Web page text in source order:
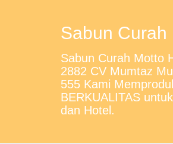
Sabun Curah
Sabun Curah Motto
2882 CV Mumtaz
555 Kami
BERKUALITAS
dan Hotel.